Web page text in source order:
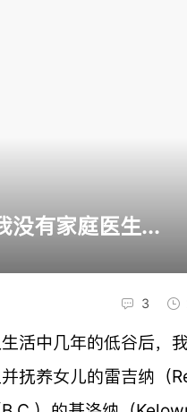
没有家庭医生...
3
活中几年的低谷后，
抚养女儿的雷吉纳（